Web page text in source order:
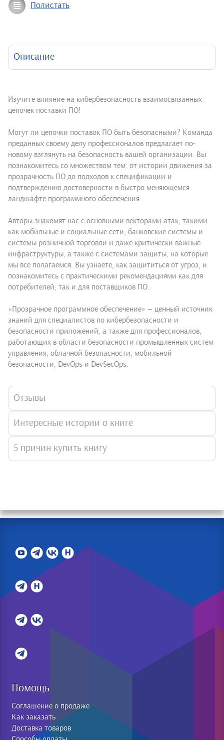
Полистать
Описание
Изучите влияние на кибербезопасность взаимосвязанных
цепочек поставки ПО!
Могут ли цепочки поставок ПО быть безопасными? Команда
преданных своему делу профессионалов предлагает по-
новому взглянуть на безопасность вашей организации. Вы
познакомитесь со множеством тем: от истории движения за
прозрачность ПО до подходов к спецификации и
подтверждению достоверности в быстро меняющемся
ландшафте программного обеспечения.
Авторы знакомят нас с основными векторами атак, такими
как мобильные и социальные сети, банковские системы и
системы розничной торговли и даже критически важные
инфраструктуры, а также с системами защиты, на которые
мы все полагаемся. Вы узнаете, как защититься от угроз, и
познакомитесь с практическими рекомендациями как для
потребителей, так и для поставщиков ПО.
«Прозрачное программное обеспечение» — ценный источник
знаний для специалистов по кибербезопасности и
безопасности приложений, а также для профессионалов,
работающих в области безопасности промышленных систем
управления, облачной безопасности, мобильной
безопасности, DevOps и DevSecOps.
Отзывы
Интересные истории о книге
5 причин купить книгу
Помощь
Соглашение о продаже
Как заказать
Доставка товаров